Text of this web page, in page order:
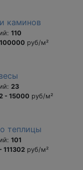
каминов
110
руб/м²
23
- 15000 руб/м²
теплицы
101
111302 руб/м²